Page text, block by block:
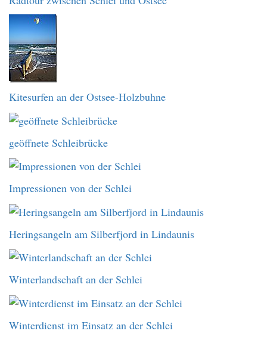
Kitesurfen an der Ostsee-Holzbuhne
geöffnete Schleibrücke
Impressionen von der Schlei
Heringsangeln am Silberfjord in Lindaunis
Winterlandschaft an der Schlei
Winterdienst im Einsatz an der Schlei